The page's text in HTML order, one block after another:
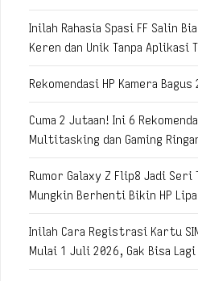
Inilah Rahasia Spasi FF Salin
Keren dan Unik Tanpa Aplikasi
Rekomendasi HP Kamera
Cuma 2 Jutaan! Ini 6
Multitasking dan Gaming
Rumor Galaxy Z Flip8 Jadi Seri
Mungkin Berhenti Bikin HP
Inilah Cara Registrasi Kartu
Mulai 1 Juli 2026, Gak Bisa